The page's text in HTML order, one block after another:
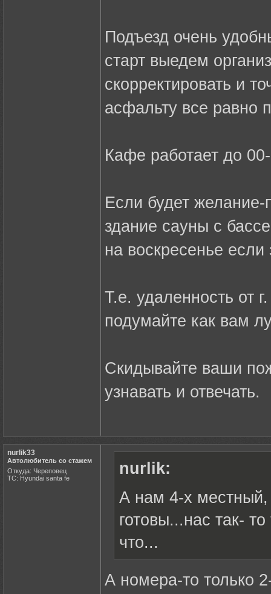
Подъезд очень
старт выедем
скорректировать и
асфальту все равно
Кафе работает до
Если будет желание-
здание сауны с
на воскресенье
Т.е. удаленность от
подумайте как вам
Скидывайте ваши
узнавать и отвечать.
nurlik33
Автолюбитель со стажем
Откуда: Череповец
ТС: Hyundai santa fe
nurlik:
А нам 4-х
готовы...нас так-
что...
А номера-то только